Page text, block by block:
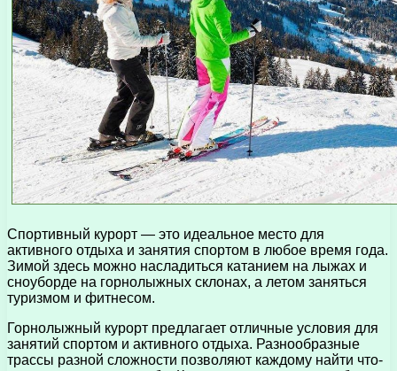
Спортивный курорт — это идеальное место для
активного отдыха и занятия спортом в любое время года.
Зимой здесь можно насладиться катанием на лыжах и
сноуборде на горнолыжных склонах, а летом заняться
туризмом и фитнесом.
Горнолыжный курорт предлагает отличные условия для
занятий спортом и активного отдыха. Разнообразные
трассы разной сложности позволяют каждому найти что-